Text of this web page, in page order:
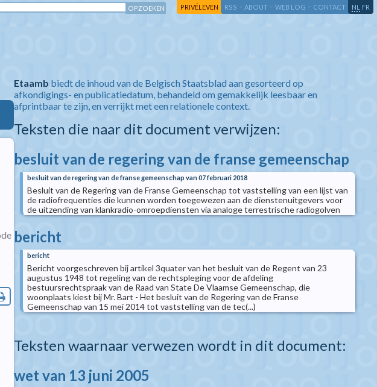
PRIVÉLEVEN RSS - ABOUT - WEB LOG - CONTACT NL FR
Etaamb biedt de inhoud van de Belgisch Staatsblad aan gesorteerd op
afkondigings- en publicatiedatum, behandeld om gemakkelijk leesbaar en
afprintbaar te zijn, en verrijkt met een relationele context.
Teksten die naar dit document verwijzen:
besluit van de regering van de franse gemeenschap
besluit van de regering van de franse gemeenschap van 07 februari 2018
Besluit van de Regering van de Franse Gemeenschap tot vaststelling van een lijst van
de radiofrequenties die kunnen worden toegewezen aan de dienstenuitgevers voor
de uitzending van klankradio-omroepdiensten via analoge terrestrische radiogolven
bericht
bericht
Bericht voorgeschreven bij artikel 3quater van het besluit van de Regent van 23
augustus 1948 tot regeling van de rechtspleging voor de afdeling
bestuursrechtspraak van de Raad van State De Vlaamse Gemeenschap, die
woonplaats kiest bij Mr. Bart - Het besluit van de Regering van de Franse
Gemeenschap van 15 mei 2014 tot vaststelling van de tec(...)
Teksten waarnaar verwezen wordt in dit document:
wet van 13 juni 2005